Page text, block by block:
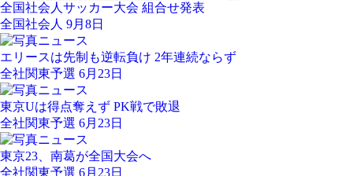
全国社会人サッカー大会 組合せ発表
全国社会人 9月8日
エリースは先制も逆転負け 2年連続ならず
全社関東予選 6月23日
東京Uは得点奪えず PK戦で敗退
全社関東予選 6月23日
東京23、南葛が全国大会へ
全社関東予選 6月23日